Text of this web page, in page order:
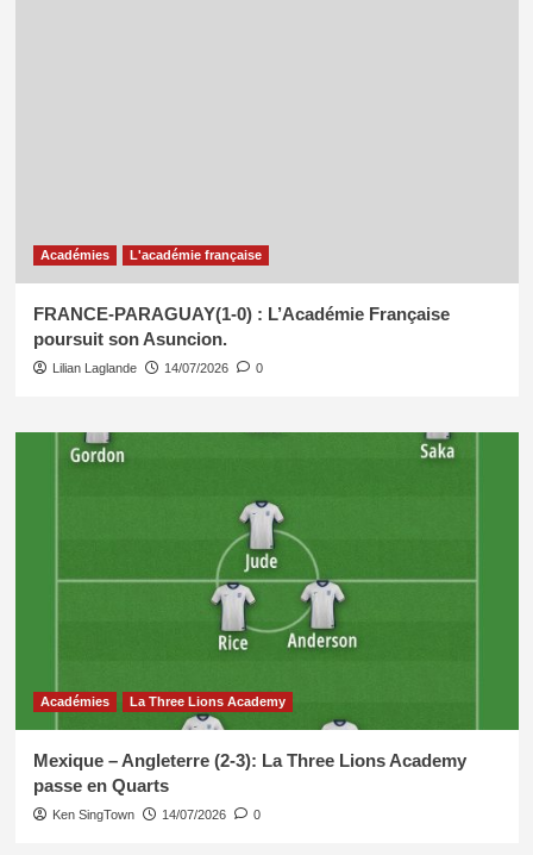
Académies L'académie française
FRANCE-PARAGUAY(1-0) : L’Académie Française
poursuit son Asuncion.
Lilian Laglande 14/07/2026 0
Académies La Three Lions Academy
Mexique – Angleterre (2-3): La Three Lions Academy
passe en Quarts
Ken SingTown 14/07/2026 0